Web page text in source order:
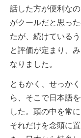
話した方が便利な
がクールだと思っ
たが、続けている
と評価が定まり、
なりました。
ともかく、せっか
ら、そこで日本語
した。頭の中を常
それだけを念頭に